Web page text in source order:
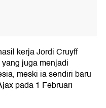
kerja Jordi Cruyff
juga menjadi
meski ia sendiri baru
pada 1 Februari